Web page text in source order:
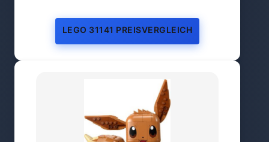
LEGO 31141 PREISVERGLEICH